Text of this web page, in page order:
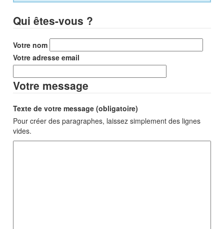
Qui êtes-vous ?
Votre nom
Votre adresse email
Votre message
Texte de votre message (obligatoire)
Pour créer des paragraphes, laissez simplement des lignes
vides.